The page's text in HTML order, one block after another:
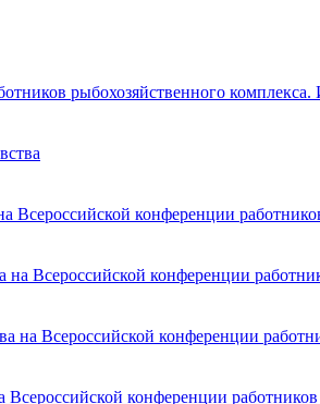
рыбохозяйственного комплекса.
Всероссийской конференции
Всероссийской конференции
на Всероссийской конференции
конференции работников